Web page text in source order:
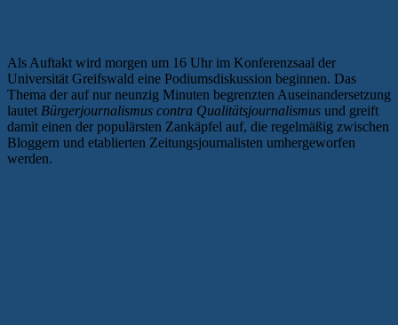
Als Auftakt wird morgen um 16 Uhr im Konferenzsaal der
Universität Greifswald eine Podiumsdiskussion beginnen. Das
Thema der auf nur neunzig Minuten begrenzten Auseinandersetzung
lautet Bürgerjournalismus contra Qualitätsjournalismus und greift
damit einen der populärsten Zankäpfel auf, die regelmäßig zwischen
Bloggern und etablierten Zeitungsjournalisten umhergeworfen
werden.